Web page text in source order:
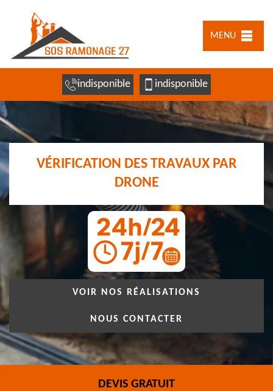
MENU
indisponible indisponible
VÉRIFICATION DES TRAVAUX PAR
DRONE
VOIR NOS RÉALISATIONS
NOUS CONTACTER
DEVIS GRATUIT